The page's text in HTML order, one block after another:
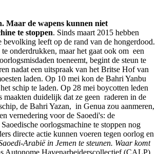
Maar de wapens kunnen niet
te stoppen. Sinds maart 2015 hebben
leeft op de rand van de hongerdood.
onderdrukken, maar het gaat ook om een
toeneemt, begint de steun te
nadat een uitspraak van het Britse Hof van
laden. Op 10 mei kon de Bahri Yanbu
schip te laden. Op 28 mei boycotten leden
maakten duidelijk dat ze geen raderen in de
de Bahri Yazan, in Genua zou aanmeren,
vernedering voor de Saoedi's: de
oorlogsmachine te stoppen nog
directe actie kunnen voeren tegen oorlog en
Arabië in Jemen te steunen. Waar komt
Autonome Havenarbeiderscollectief (CALP)